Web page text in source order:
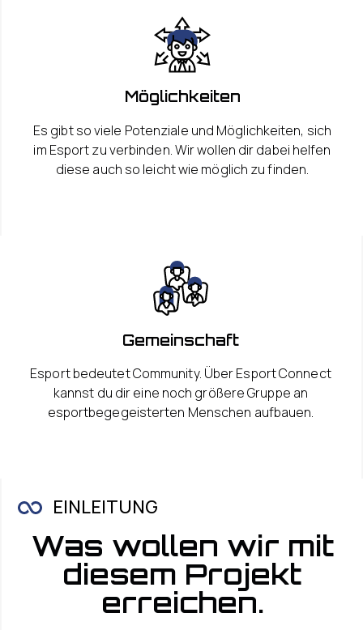
Möglichkeiten
Es gibt so viele Potenziale und Möglichkeiten, sich
im Esport zu verbinden. Wir wollen dir dabei helfen
diese auch so leicht wie möglich zu finden.
Gemeinschaft
Esport bedeutet Community. Über Esport Connect
kannst du dir eine noch größere Gruppe an
esportbegegeisterten Menschen aufbauen.
EINLEITUNG
Was wollen wir mit
diesem Projekt
erreichen.